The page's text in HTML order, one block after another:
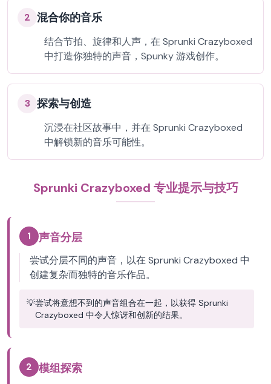
2 混合你的音乐
结合节拍、旋律和人声，在 Sprunki Crazyboxed
中打造你独特的声音，Spunky 游戏创作。
3 探索与创造
沉浸在社区故事中，并在 Sprunki Crazyboxed
中解锁新的音乐可能性。
Sprunki Crazyboxed 专业提示与技巧
1 声音分层
尝试分层不同的声音，以在 Sprunki Crazyboxed 中
创建复杂而独特的音乐作品。
💡尝试将意想不到的声音组合在一起，以获得 Sprunki
Crazyboxed 中令人惊讶和创新的结果。
2 模组探索